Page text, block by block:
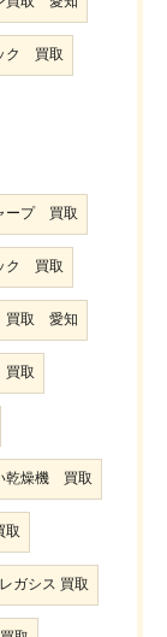
ク 買取
ープ 買取
ク 買取
取 愛知
取
乾燥機 買取
取
ガシス 買取